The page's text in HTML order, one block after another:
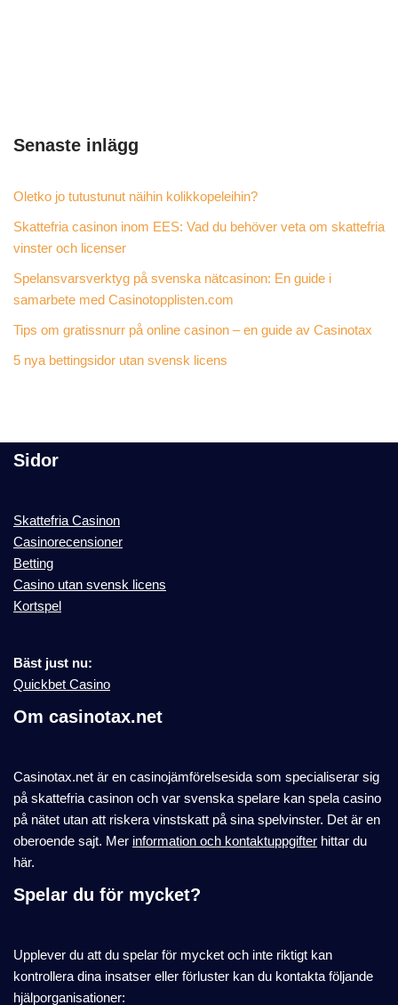
Senaste inlägg
Oletko jo tutustunut näihin kolikkopeleihin?
Skattefria casinon inom EES: Vad du behöver veta om skattefria
vinster och licenser
Spelansvarsverktyg på svenska nätcasinon: En guide i
samarbete med Casinotopplisten.com
Tips om gratissnurr på online casinon – en guide av Casinotax
5 nya bettingsidor utan svensk licens
Sidor
Skattefria Casinon
Casinorecensioner
Betting
Casino utan svensk licens
Kortspel
Bäst just nu:
Quickbet Casino
Om casinotax.net
Casinotax.net är en casinojämförelsesida som specialiserar sig
på skattefria casinon och var svenska spelare kan spela casino
på nätet utan att riskera vinstskatt på sina spelvinster. Det är en
oberoende sajt. Mer information och kontaktuppgifter hittar du
här.
Spelar du för mycket?
Upplever du att du spelar för mycket och inte riktigt kan
kontrollera dina insatser eller förluster kan du kontakta följande
hjälporganisationer: